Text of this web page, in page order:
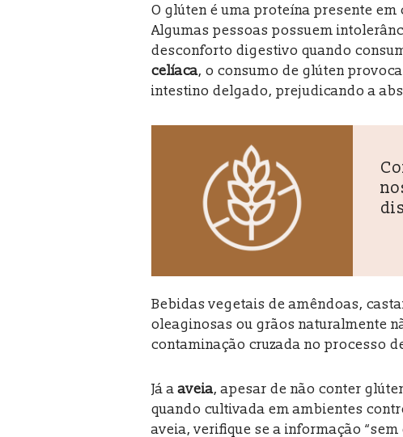
O glúten é uma proteína presente
Algumas pessoas possuem
desconforto digestivo quando
celíaca, o consumo de glúten
intestino delgado, prejudicando a
Bebidas vegetais de amêndoas,
oleaginosas ou grãos naturalmente
contaminação cruzada no processo
Já aaveia, apesar de não conter
quando cultivada em ambientes
aveia, verifique se a informação